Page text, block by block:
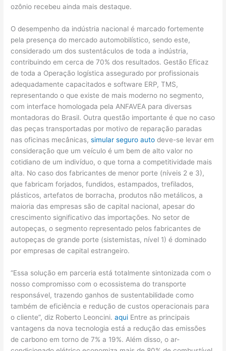
ozônio recebeu ainda mais destaque.
O desempenho da indústria nacional é marcado fortemente
pela presença do mercado automobilístico, sendo este,
considerado um dos sustentáculos de toda a indústria,
contribuindo em cerca de 70% dos resultados. Gestão Eficaz
de toda a Operação logística assegurado por profissionais
adequadamente capacitados e software ERP, TMS,
representando o que existe de mais moderno no segmento,
com interface homologada pela ANFAVEA para diversas
montadoras do Brasil. Outra questão importante é que no caso
das peças transportadas por motivo de reparação paradas
nas oficinas mecânicas,simular seguro auto deve-se levar em
consideração que um veículo é um bem de alto valor no
cotidiano de um indivíduo, o que torna a competitividade mais
alta. No caso dos fabricantes de menor porte (níveis 2 e 3),
que fabricam forjados, fundidos, estampados, trefilados,
plásticos, artefatos de borracha, produtos não metálicos, a
maioria das empresas são de capital nacional, apesar do
crescimento significativo das importações. No setor de
autopeças, o segmento representado pelos fabricantes de
autopeças de grande porte (sistemistas, nível 1) é dominado
por empresas de capital estrangeiro.
“Essa solução em parceria está totalmente sintonizada com o
nosso compromisso com o ecossistema do transporte
responsável, trazendo ganhos de sustentabilidade como
também de eficiência e redução de custos operacionais para
o cliente”, diz Roberto Leoncini.aqui Entre as principais
vantagens da nova tecnologia está a redução das emissões
de carbono em torno de 7% a 19%. Além disso, o ar-